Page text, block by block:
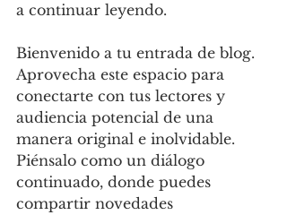
a continuar leyendo.
Bienvenido a tu entrada de blog.
Aprovecha este espacio para
conectarte con tus lectores y
audiencia potencial de una
manera original e inolvidable.
Piénsalo como un diálogo
continuado, donde puedes
compartir novedades